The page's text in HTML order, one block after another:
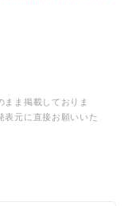
ま掲載しておりま
表元に直接お願いいた